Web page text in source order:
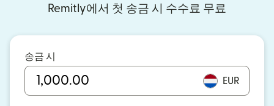
Remitly에서 첫 송금 시 수수료 무료
송금 시
EUR